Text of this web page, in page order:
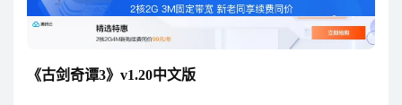
《古剑奇谭3》v1.20中文版